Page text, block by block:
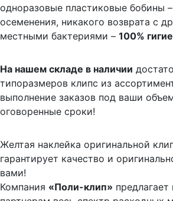
одноразовые пластиковые бобины
осеменения, никакого возврата с
местными бактериями – 100%
На нашем складе в наличии
типоразмеров клипс из
выполнение заказов под ваши
оговоренные сроки!
Желтая наклейка оригинальной
гарантирует качество и
вами!
Компания «Поли-клип»